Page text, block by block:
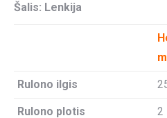
Šalis: Lenkija
Rulono ilgis
Rulono plotis 2